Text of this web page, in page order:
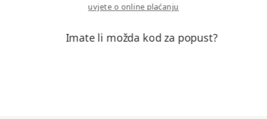
uvjete o online plaćanju
Imate li možda kod za popust?